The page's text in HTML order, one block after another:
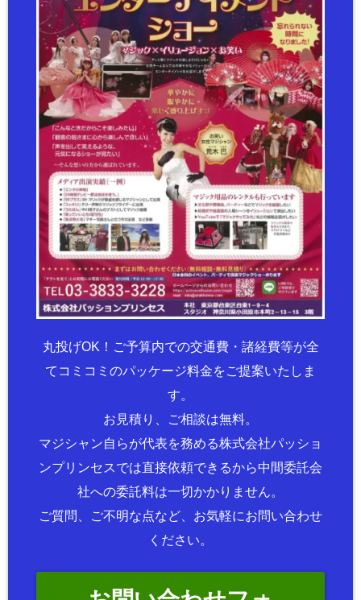
丸投げOK！ご予算内での交通費・諸経費等が全
てコミコミのパッケージ料金をご提案いたしま
す。
お見積り、ご相談は無料。
マジシャン自らが代表を務める株式会社パッショ
ンプリンセスでは直接依頼できるから中間委託会
社への委託料は一切かかりません。
ご質問、ご不明な点など、お気軽にお問い合わせ
ください。